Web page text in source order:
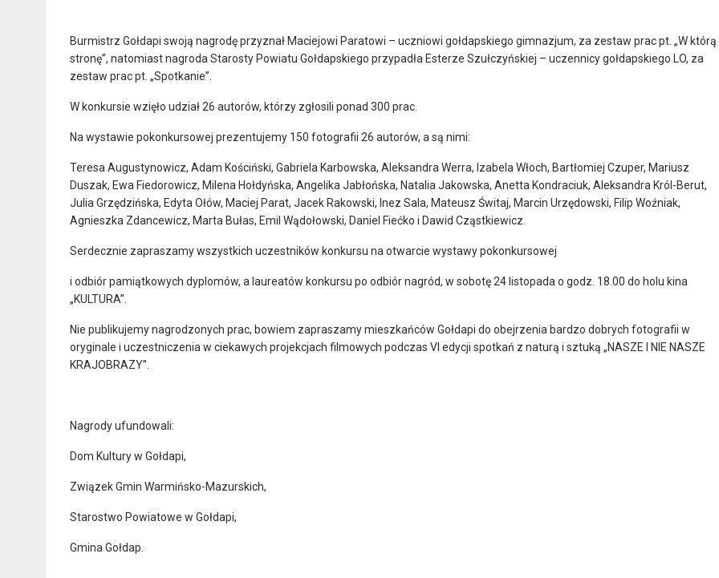
Burmistrz Gołdapi swoją nagrodę przyznał Maciejowi Paratowi – uczniowi gołdapskiego gimnazjum, za zestaw prac pt. „W którą
stronę”, natomiast nagroda Starosty Powiatu Gołdapskiego przypadła Esterze Szułczyńskiej – uczennicy gołdapskiego LO, za
zestaw prac pt. „Spotkanie”.
W konkursie wzięło udział 26 autorów, którzy zgłosili ponad 300 prac.
Na wystawie pokonkursowej prezentujemy 150 fotografii 26 autorów, a są nimi:
Teresa Augustynowicz, Adam Kościński, Gabriela Karbowska, Aleksandra Werra, Izabela Włoch, Bartłomiej Czuper, Mariusz
Duszak, Ewa Fiedorowicz, Milena Hołdyńska, Angelika Jabłońska, Natalia Jakowska, Anetta Kondraciuk, Aleksandra Król-Berut,
Julia Grzędzińska, Edyta Ołów, Maciej Parat, Jacek Rakowski, Inez Sala, Mateusz Świtaj, Marcin Urzędowski, Filip Woźniak,
Agnieszka Zdancewicz, Marta Bułas, Emil Wądołowski, Daniel Fiećko i Dawid Cząstkiewicz.
Serdecznie zapraszamy wszystkich uczestników konkursu na otwarcie wystawy pokonkursowej
i odbiór pamiątkowych dyplomów, a laureatów konkursu po odbiór nagród, w sobotę 24 listopada o godz. 18.00 do holu kina
„KULTURA”.
Nie publikujemy nagrodzonych prac, bowiem zapraszamy mieszkańców Gołdapi do obejrzenia bardzo dobrych fotografii w
oryginale i uczestniczenia w ciekawych projekcjach filmowych podczas VI edycji spotkań z naturą i sztuką „NASZE I NIE NASZE
KRAJOBRAZY”.
Nagrody ufundowali:
Dom Kultury w Gołdapi,
Związek Gmin Warmińsko-Mazurskich,
Starostwo Powiatowe w Gołdapi,
Gmina Gołdap.